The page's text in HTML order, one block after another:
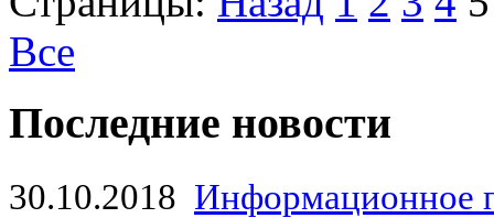
Все
Последние новости
30.10.2018 Информационное